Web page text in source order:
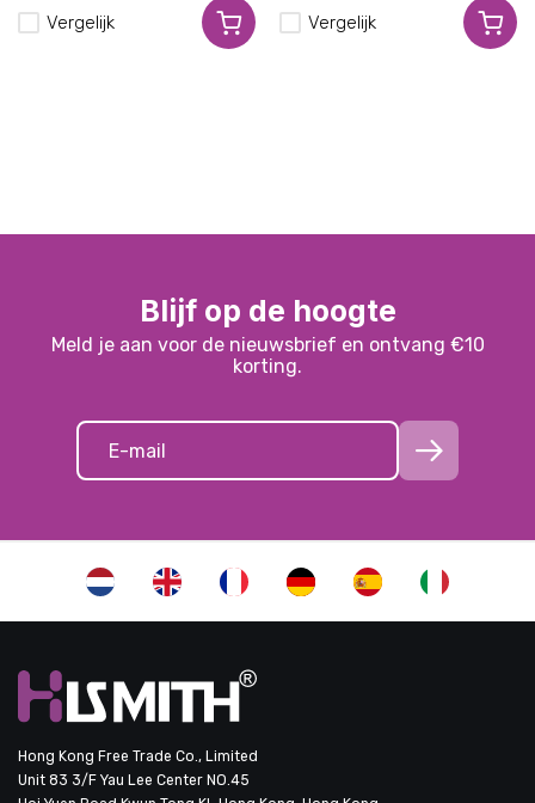
Vergelijk Vergelijk
Blijf op de hoogte
Meld je aan voor de nieuwsbrief en ontvang €10
korting.
Hong Kong Free Trade Co., Limited
Unit 83 3/F Yau Lee Center NO.45